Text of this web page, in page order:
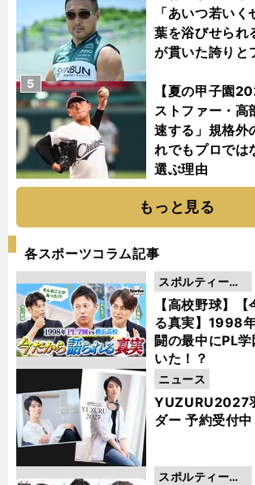
「あいつ若い
葉を浴びせられ
が貫いた誇りと
【夏の甲子園
ストファー・高
速する」規格外
れでもプロでは
選ぶ理由
5
もっと見る
各スポーツコラム記事
【高校野球】
る真実】1998
闘の最中にPL
いた！？
スポルティーバ
動画
YUZURU2027
ダー 予約受付中
ニュース
スポルティーバ